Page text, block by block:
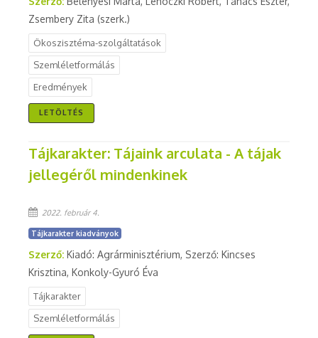
Zsembery Zita (szerk.)
Ökoszisztéma-szolgáltatások
Szemléletformálás
Eredmények
LETÖLTÉS
Tájkarakter: Tájaink arculata - A tájak
jellegéről mindenkinek
2022. február 4.
Tájkarakter kiadványok
Szerző: Kiadó: Agrárminisztérium, Szerző: Kincses
Krisztina, Konkoly-Gyuró Éva
Tájkarakter
Szemléletformálás